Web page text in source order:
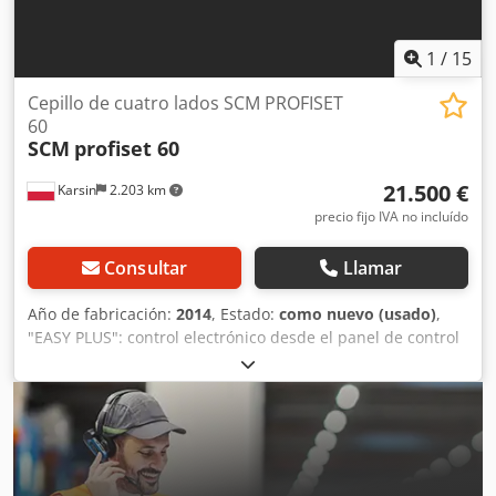
1 / 15
Karsin 2.203 km
Cepillo de cuatro lados SCM PROFISET
60
SCM profiset 60
21.500 €
precio fijo IVA no incluído
Consultar Llamar
Año de fabricación: 2014, Estado: como nuevo (usado),
"EASY PLUS": control electrónico desde el panel de control
con 2 ejes: - Control automático de la posición vertical e
horizontal del husillo izquierdo y del husillo superior. -
Selección de la velocidad de avance. - Pantalla LCD a color
de 7". Ancho de trabajo mínimo (dimensión final) 25 mm
Ancho de trabajo máximo (dimensión final) 230 mm Altura
de trabajo mínima (dimensión final) 6 mm Altura de